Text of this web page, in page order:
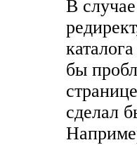
В
бы
сделал